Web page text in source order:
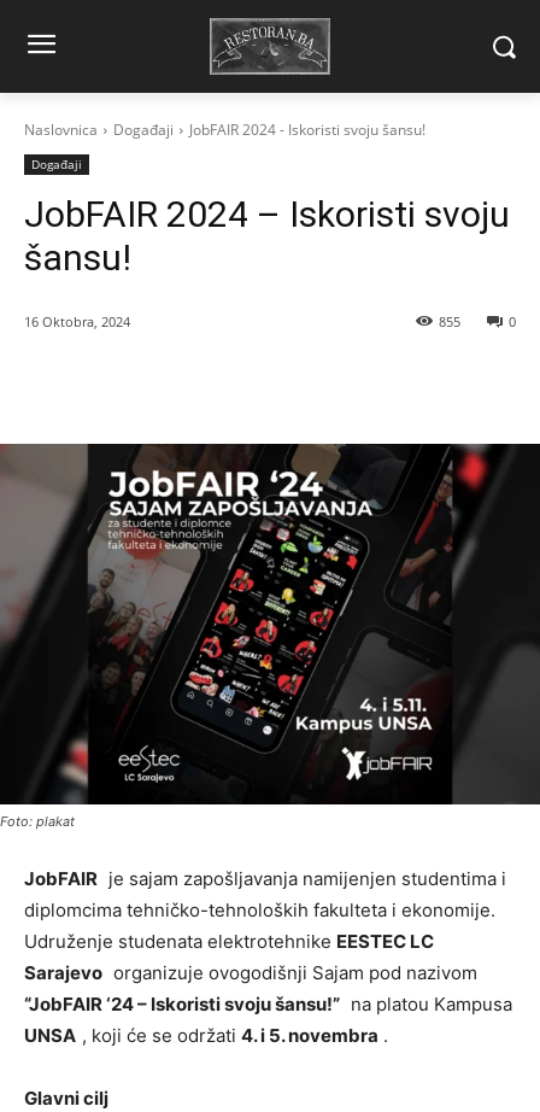
Naslovnica Događaji JobFAIR 2024 - Iskoristi svoju šansu!
Događaji
JobFAIR 2024 – Iskoristi svoju
šansu!
16 Oktobra, 2024 0
855
Foto: plakat
JobFAIR je sajam zapošljavanja namijenjen studentima i
diplomcima tehničko-tehnoloških fakulteta i ekonomije.
Udruženje studenata elektrotehnike EESTEC LC
Sarajevo organizuje ovogodišnji Sajam pod nazivom
“JobFAIR ‘24 – Iskoristi svoju šansu!” na platou Kampusa
UNSA , koji će se održati 4. i 5. novembra .
Glavni cilj